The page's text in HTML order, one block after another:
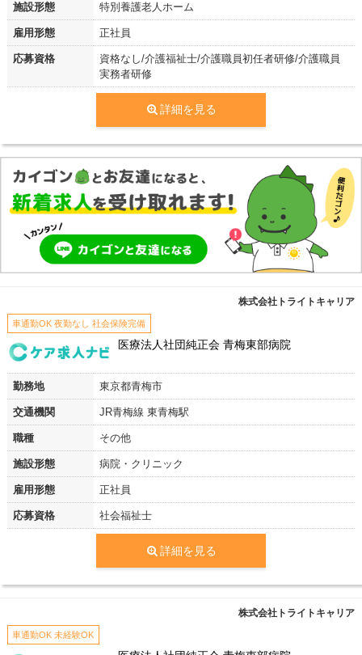
施設形態 特別養護老人ホーム
雇用形態 正社員
応募資格
資格なし/介護福祉士/介護職員初任者研修/介護職員
実務者研修
詳細を見る
株式会社トライトキャリア
車通勤OK 夜勤なし 社会保険完備
医療法人社団純正会 青梅東部病院
勤務地 東京都青梅市
交通機関 JR青梅線 東青梅駅
職種 その他
施設形態 病院・クリニック
雇用形態 正社員
応募資格 社会福祉士
詳細を見る
株式会社トライトキャリア
車通勤OK 未経験OK